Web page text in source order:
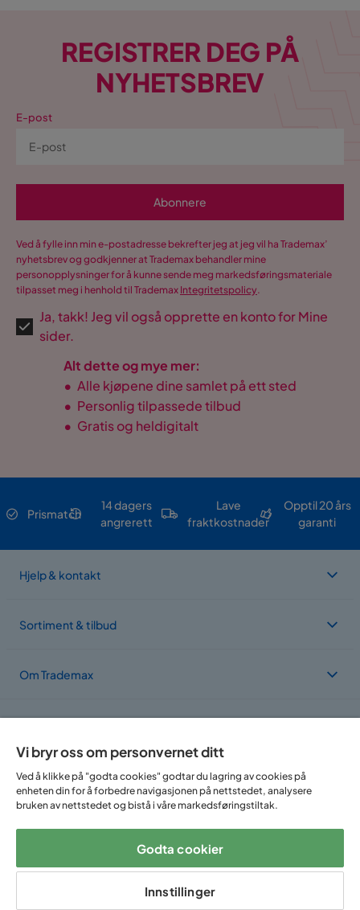
REGISTRER DEG PÅ
NYHETSBREV
E-post
Abonnere
Ved å fylle inn min e-postadresse bekrefter jeg at jeg vil ha Trademax’
nyhetsbrev og godkjenner at Trademax behandler mine
personopplysninger for å kunne sende meg markedsføringsmateriale
tilpasset meg i henhold til Trademax Integritetspolicy.
Ja, takk! Jeg vil også opprette en konto for Mine
sider.
Alt dette og mye mer:
• Alle kjøpene dine samlet på ett sted
• Personlig tilpassede tilbud
• Gratis og heldigitalt
Prismatch
14 dagers
angrerett
Lave
fraktkostnader
Opptil 20 års
garanti
Hjelp & kontakt
Sortiment & tilbud
Om Trademax
Følg oss på:
Vi bryr oss om personvernet ditt
Ved å klikke på "godta cookies" godtar du lagring av cookies på
enheten din for å forbedre navigasjonen på nettstedet, analysere
bruken av nettstedet og bistå i våre markedsføringstiltak.
Godta cookier
Innstillinger